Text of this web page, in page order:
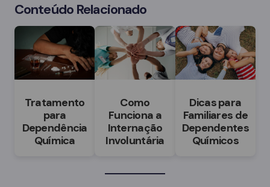
Conteúdo Relacionado
Tratamento
para
Dependência
Química
Como
Funciona a
Internação
Involuntária
Dicas para
Familiares de
Dependentes
Químicos